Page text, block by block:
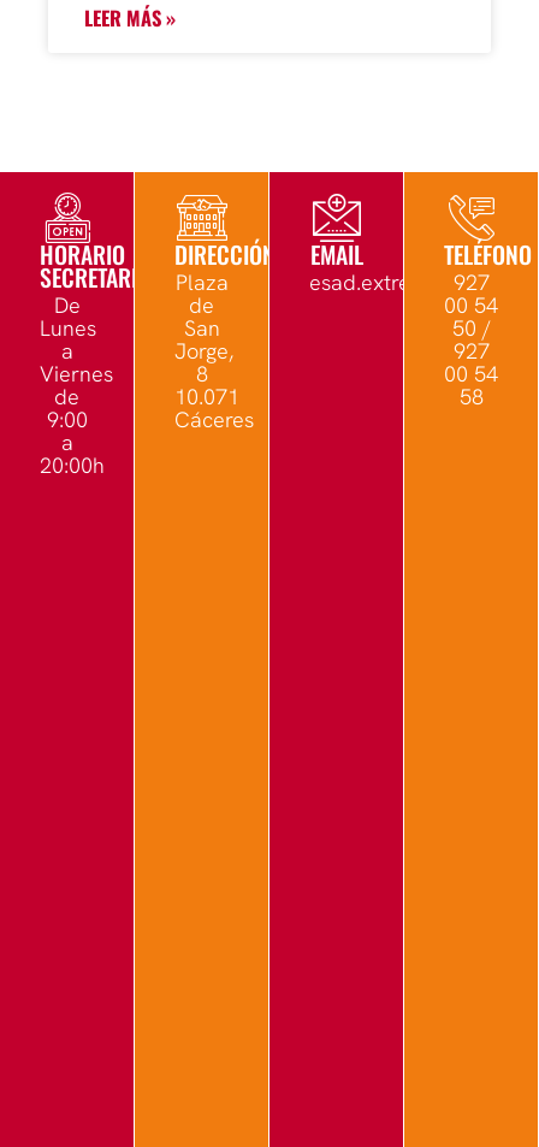
LEER MÁS »
HORARIO
SECRETARÍA
De
Lunes
a
Viernes
de
9:00
a
20:00h
DIRECCIÓN
Plaza
de
San
Jorge,
8
10.071
Cáceres
EMAIL TELÉFONO
927
00 54
50 /
927
00 54
58